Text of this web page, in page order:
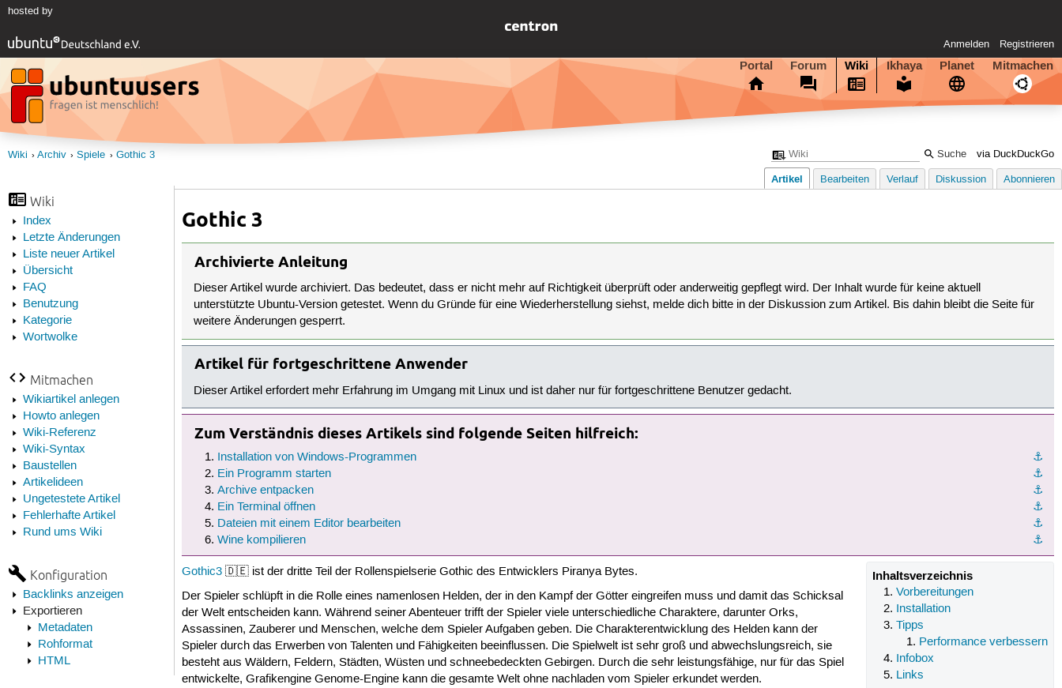
hosted by
Anmelden Registrieren
Portal Forum Wiki Ikhaya Planet Mitmachen
via DuckDuckGo
Wiki Archiv Spiele Gothic 3
Wiki
Index
Letzte Änderungen
Liste neuer Artikel
Übersicht
FAQ
Benutzung
Kategorie
Wortwolke
Mitmachen
Wikiartikel anlegen
Howto anlegen
Wiki-Referenz
Wiki-Syntax
Baustellen
Artikelideen
Ungetestete Artikel
Fehlerhafte Artikel
Rund ums Wiki
Konfiguration
Backlinks anzeigen
Exportieren
Metadaten
Rohformat
HTML
Artikel Bearbeiten Verlauf Diskussion Abonnieren
Gothic 3
Archivierte Anleitung
Dieser Artikel wurde archiviert. Das bedeutet, dass er nicht mehr auf Richtigkeit überprüft oder anderweitig gepflegt wird. Der Inhalt wurde für keine aktuell
unterstützte Ubuntu-Version getestet. Wenn du Gründe für eine Wiederherstellung siehst, melde dich bitte in der Diskussion zum Artikel. Bis dahin bleibt die Seite für
weitere Änderungen gesperrt.
Artikel für fortgeschrittene Anwender
Dieser Artikel erfordert mehr Erfahrung im Umgang mit Linux und ist daher nur für fortgeschrittene Benutzer gedacht.
Zum Verständnis dieses Artikels sind folgende Seiten hilfreich:
⚓︎
Installation von Windows-Programmen
⚓︎
Ein Programm starten
⚓︎
Archive entpacken
⚓︎
Ein Terminal öffnen
⚓︎
Dateien mit einem Editor bearbeiten
⚓︎
Wine kompilieren
Inhaltsverzeichnis
Vorbereitungen
Installation
Tipps
Performance verbessern
Infobox
Links
Gothic3 🇩🇪 ist der dritte Teil der Rollenspielserie Gothic des Entwicklers Piranya Bytes.
Der Spieler schlüpft in die Rolle eines namenlosen Helden, der in den Kampf der Götter eingreifen muss und damit das Schicksal
der Welt entscheiden kann. Während seiner Abenteuer trifft der Spieler viele unterschiedliche Charaktere, darunter Orks,
Assassinen, Zauberer und Menschen, welche dem Spieler Aufgaben geben. Die Charakterentwicklung des Helden kann der
Spieler durch das Erwerben von Talenten und Fähigkeiten beeinflussen. Die Spielwelt ist sehr groß und abwechslungsreich, sie
besteht aus Wäldern, Feldern, Städten, Wüsten und schneebedeckten Gebirgen. Durch die sehr leistungsfähige, nur für das Spiel
entwickelte, Grafikengine Genome-Engine kann die gesamte Welt ohne nachladen vom Spieler erkundet werden.